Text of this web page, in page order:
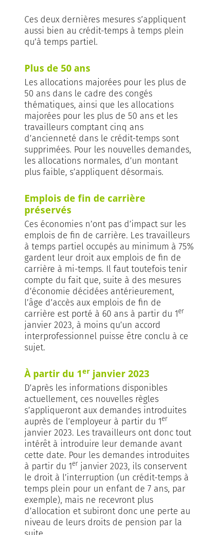
Ces deux dernières mesures s’appliquent
aussi bien au crédit-temps à temps plein
qu’à temps partiel.
Plus de 50 ans
Les allocations majorées pour les plus de
50 ans dans le cadre des congés
thématiques, ainsi que les allocations
majorées pour les plus de 50 ans et les
travailleurs comptant cinq ans
d’ancienneté dans le crédit-temps sont
supprimées. Pour les nouvelles demandes,
les allocations normales, d’un montant
plus faible, s’appliquent désormais.
Emplois de fin de carrière
préservés
Ces économies n’ont pas d’impact sur les
emplois de fin de carrière. Les travailleurs
à temps partiel occupés au minimum à 75%
gardent leur droit aux emplois de fin de
carrière à mi-temps. Il faut toutefois tenir
compte du fait que, suite à des mesures
d’économie décidées antérieurement,
l’âge d’accès aux emplois de fin de
carrière est porté à 60 ans à partir du 1er
janvier 2023, à moins qu’un accord
interprofessionnel puisse être conclu à ce
sujet.
À partir du 1er janvier 2023
D’après les informations disponibles
actuellement, ces nouvelles règles
s’appliqueront aux demandes introduites
auprès de l’employeur à partir du 1er
janvier 2023. Les travailleurs ont donc tout
intérêt à introduire leur demande avant
cette date. Pour les demandes introduites
à partir du 1er janvier 2023, ils conservent
le droit à l’interruption (un crédit-temps à
temps plein pour un enfant de 7 ans, par
exemple), mais ne recevront plus
d’allocation et subiront donc une perte au
niveau de leurs droits de pension par la